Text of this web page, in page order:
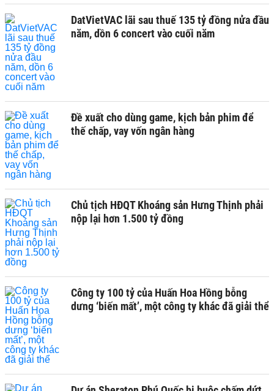
DatVietVAC lãi sau thuế 135 tỷ đồng nửa đầu
năm, dồn 6 concert vào cuối năm
Đề xuất cho dùng game, kịch bản phim để
thế chấp, vay vốn ngân hàng
Chủ tịch HĐQT Khoáng sản Hưng Thịnh phải
nộp lại hơn 1.500 tỷ đồng
Công ty 100 tỷ của Huấn Hoa Hồng bỗng
dưng ‘biến mất’, một công ty khác đã giải thể